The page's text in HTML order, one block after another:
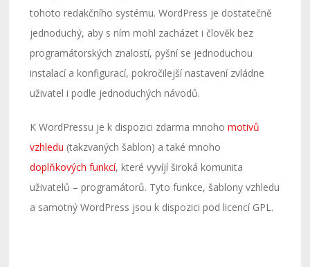
tohoto redakčního systému. WordPress je dostatečně
jednoduchý, aby s ním mohl zacházet i člověk bez
programátorských znalostí, pyšní se jednoduchou
instalací a konfigurací, pokročilejší nastavení zvládne
uživatel i podle jednoduchých návodů.
K WordPressu je k dispozici zdarma mnohomotivů
vzhledu (takzvaných šablon) a také mnoho
doplňkových funkcí, které vyvíjí široká komunita
uživatelů – programátorů. Tyto funkce, šablony vzhledu
a samotný WordPress jsou k dispozici pod licencí GPL.